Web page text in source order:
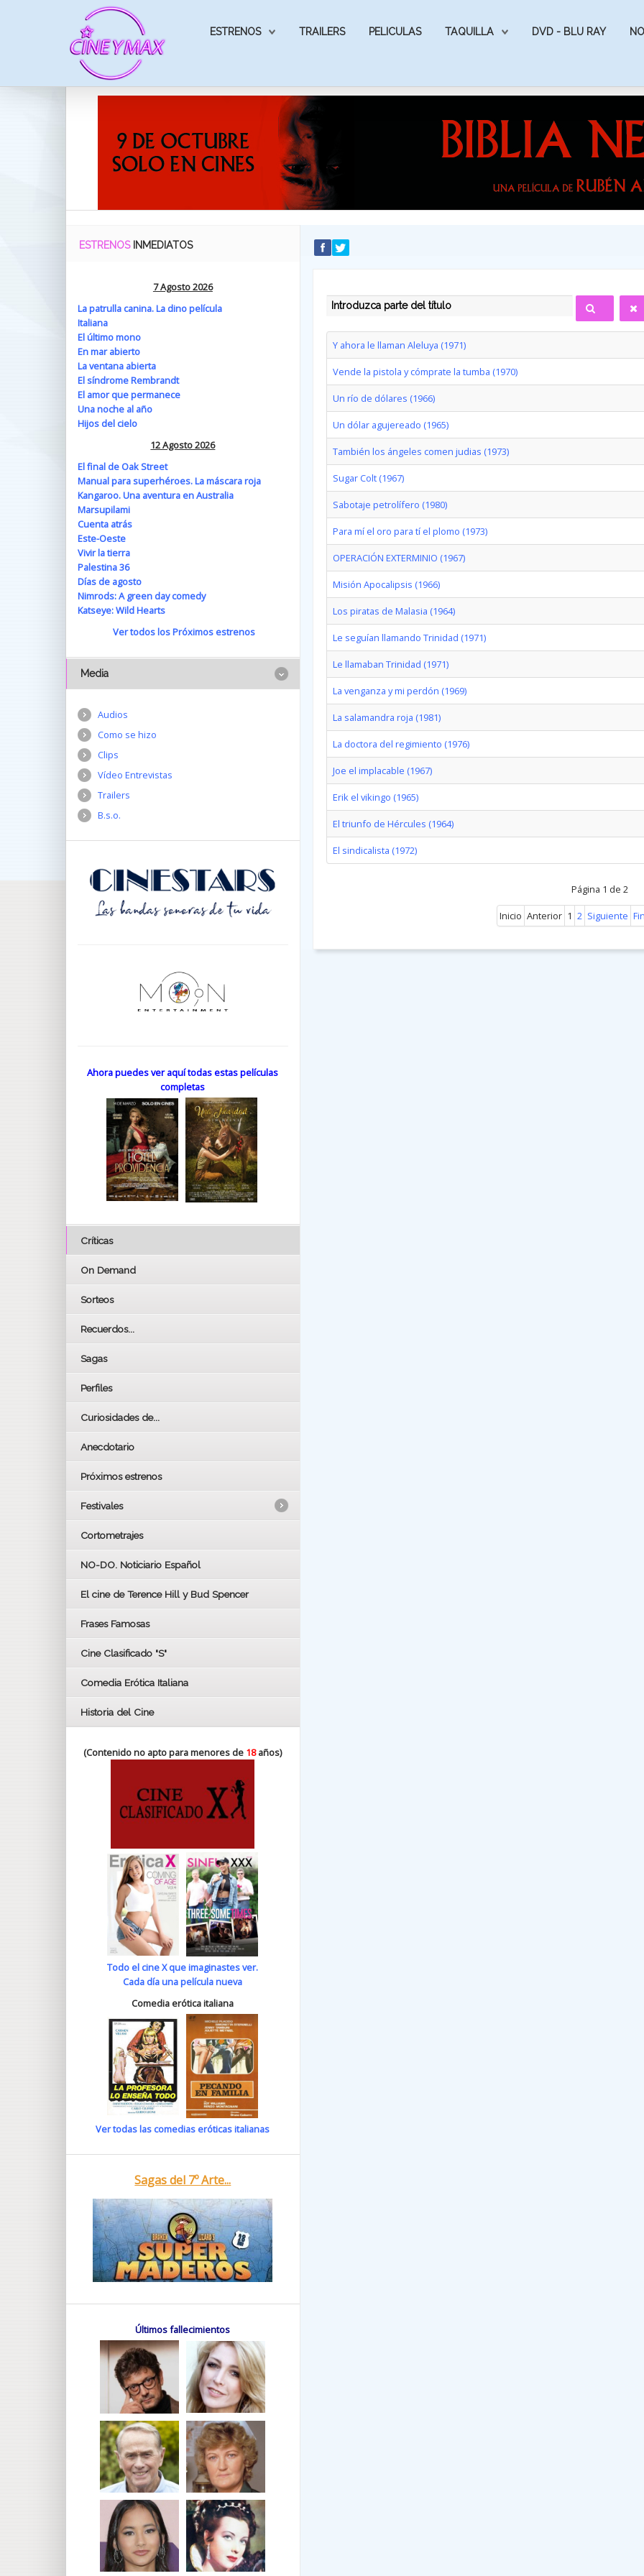
ESTRENOS TRAILERS PELICULAS TAQUILLA DVD - BLU RAY
INTRODUZCA PARTE DEL TÍTULO
Y ahora le llaman Aleluya (1971)
Vende la pistola y cómprate la tumba (1970)
Un río de dólares (1966)
Un dólar agujereado (1965)
También los ángeles comen judias (1973)
Sugar Colt (1967)
Sabotaje petrolífero (1980)
Para mí el oro para tí el plomo (1973)
OPERACIÓN EXTERMINIO (1967)
Misión Apocalipsis (1966)
Los piratas de Malasia (1964)
Le seguían llamando Trinidad (1971)
Le llamaban Trinidad (1971)
La venganza y mi perdón (1969)
La salamandra roja (1981)
La doctora del regimiento (1976)
Joe el implacable (1967)
Erik el vikingo (1965)
El triunfo de Hércules (1964)
El sindicalista (1972)
Página 1 de 2
Inicio Anterior 1 2 Siguiente
ESTRENOS INMEDIATOS
7 Agosto 2026
La patrulla canina. La dino película
Italiana
El último mono
En mar abierto
La ventana abierta
El síndrome Rembrandt
El amor que permanece
Una noche al año
Hijos del cielo
12 Agosto 2026
El final de Oak Street
Manual para superhéroes. La máscara roja
Kangaroo. Una aventura en Australia
Marsupilami
Cuenta atrás
Este-Oeste
Vivir la tierra
Palestina 36
Días de agosto
Nimrods: A green day comedy
Katseye: Wild Hearts
Ver todos los Próximos estrenos
Media
Audios
Como se hizo
Clips
Vídeo Entrevistas
Trailers
B.s.o.
Ahora puedes ver aquí todas estas películas
completas
Críticas
On Demand
Sorteos
Recuerdos...
Sagas
Perfiles
Curiosidades de...
Anecdotario
Próximos estrenos
Festivales
LOS OSCARS
BAFTA
Cortometrajes
NO-DO. Noticiario Español
El cine de Terence Hill y Bud Spencer
Frases Famosas
Cine Clasificado "S"
Comedia Erótica Italiana
Historia del Cine
(Contenido no apto para menores de 18años)
Todo el cine X que imaginastes ver.
Cada día una película nueva
Comedia erótica italiana
Ver todas las comedias eróticas italianas
Sagas del 7º Arte...
Últimos fallecimientos